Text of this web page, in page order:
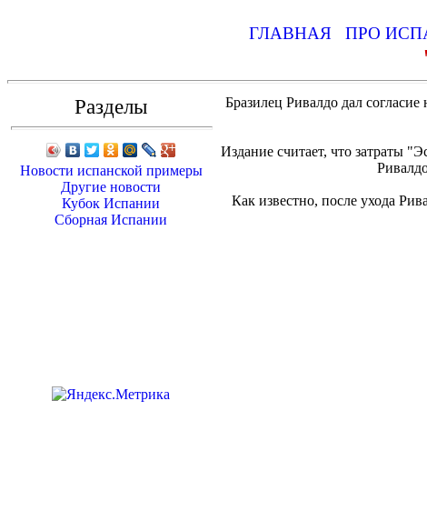
ГЛАВНАЯ ПРО
Разделы
Новости испанской примеры
Другие новости
Кубок Испании
Сборная Испании
Бразилец Ривалдо дал
Издание считает, что затраты
Как известно, после ухода